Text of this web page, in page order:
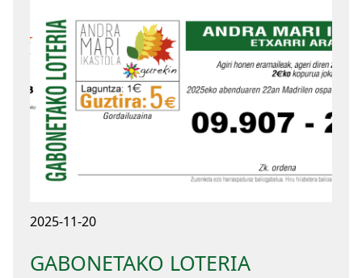
2025-11-20
GABONETAKO LOTERIA